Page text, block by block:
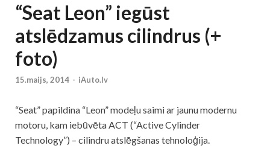
“Seat Leon” iegūst
atslēdzamus cilindrus (+
foto)
15.maijs, 2014 - iAuto.lv
“Seat” papildina “Leon” modeļu saimi ar jaunu modernu
motoru, kam iebūvēta ACT (“Active Cylinder
Technology”) – cilindru atslēgšanas tehnoloģija.